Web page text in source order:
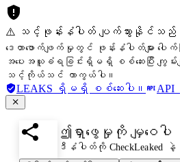
⚠️ သင့်ဖုန်းနံပါတ် ပျက်သွားနိုင်သည်
ဒေတာဖောက်ဖျက်မှုတွင် ဖုန်းနံပါတ်များ ပ
အပေးအယူခံရခြင်းရှိမရှိ စစ်ဆေးပြီး ကျွမ်းက
သင့်ကိုယ်သင် ကာကွယ်ပါ။
LEAKS ရှိမရှိ စစ်ဆေးပါ။ API
ဤရှာဖွေမှုကို မျှဝေပါ
ဒီနံပါတ်ကို CheckLeaked နဲ့